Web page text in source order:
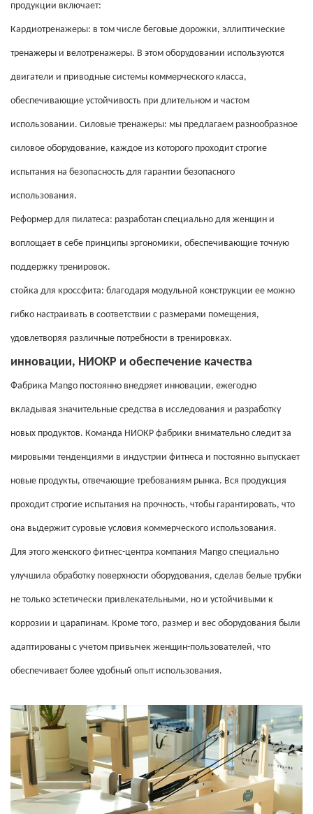
продукции включает:
Кардиотренажеры: в том числе беговые дорожки, эллиптические
тренажеры и велотренажеры. В этом оборудовании используются
двигатели и приводные системы коммерческого класса,
обеспечивающие устойчивость при длительном и частом
использовании. Силовые тренажеры: мы предлагаем разнообразное
силовое оборудование, каждое из которого проходит строгие
испытания на безопасность для гарантии безопасного
использования.
Реформер для пилатеса: разработан специально для женщин и
воплощает в себе принципы эргономики, обеспечивающие точную
поддержку тренировок.
стойка для кроссфита: благодаря модульной конструкции ее можно
гибко настраивать в соответствии с размерами помещения,
удовлетворяя различные потребности в тренировках.
инновации, НИОКР и обеспечение качества
Фабрика Mango постоянно внедряет инновации, ежегодно
вкладывая значительные средства в исследования и разработку
новых продуктов. Команда НИОКР фабрики внимательно следит за
мировыми тенденциями в индустрии фитнеса и постоянно выпускает
новые продукты, отвечающие требованиям рынка. Вся продукция
проходит строгие испытания на прочность, чтобы гарантировать, что
она выдержит суровые условия коммерческого использования.
Для этого женского фитнес-центра компания Mango специально
улучшила обработку поверхности оборудования, сделав белые трубки
не только эстетически привлекательными, но и устойчивыми к
коррозии и царапинам. Кроме того, размер и вес оборудования были
адаптированы с учетом привычек женщин-пользователей, что
обеспечивает более удобный опыт использования.